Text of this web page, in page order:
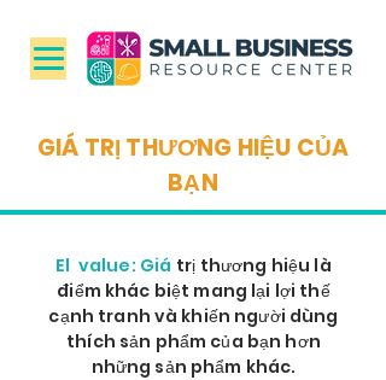
GIÁ TRỊ THƯƠNG HIỆU CỦA
BẠN
El value: Giá trị thương hiệu là
điểm khác biệt mang lại lợi thế
cạnh tranh và khiến người dùng
thích sản phẩm của bạn hơn
những sản phẩm khác.